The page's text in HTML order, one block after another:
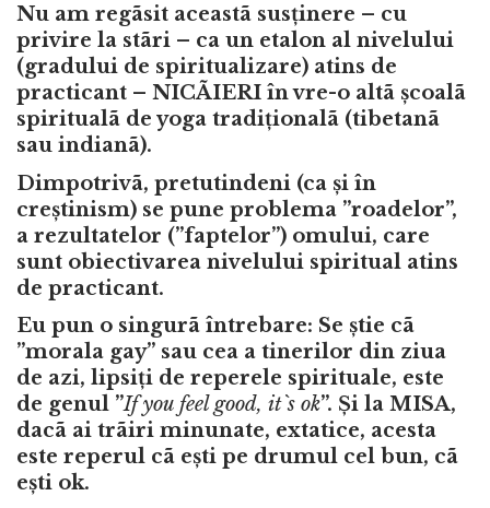
Nu am regãsit aceastã susținere – cu
privire la stãri – ca un etalon al nivelului
(gradului de spiritualizare) atins de
practicant – NICÃIERI în vre-o altã școalã
spiritualã de yoga tradiționalã (tibetanã
sau indianã).
Dimpotrivã, pretutindeni (ca și în
creștinism) se pune problema ”roadelor”,
a rezultatelor (”faptelor”) omului, care
sunt obiectivarea nivelului spiritual atins
de practicant.
Eu pun o singurã întrebare: Se știe cã
”morala gay” sau cea a tinerilor din ziua
de azi, lipsiți de reperele spirituale, este
de genul ”If you feel good, it`s ok”. Și la MISA,
dacã ai trãiri minunate, extatice, acesta
este reperul cã ești pe drumul cel bun, cã
ești ok.